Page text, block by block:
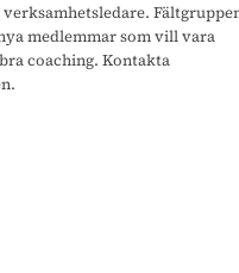
medlemmar som vill vara
coaching. Kontakta